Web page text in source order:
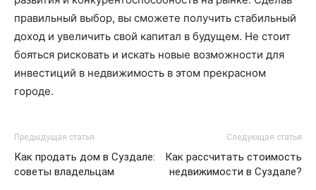
правильный выбор, вы сможете получить стабильный
доход и увеличить свой капитал в будущем. Не стоит
бояться рисковать и искать новые возможности для
инвестиций в недвижимость в этом прекрасном
городе.
Предыдущая статья
Как продать дом в Суздале:
советы владельцам
Следующая статья
Как рассчитать стоимость
недвижимости в Суздале?